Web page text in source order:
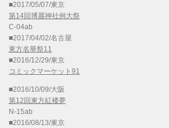
■2017/05/07/東京
第14回博麗神社例大祭
C-04ab
■2017/04/02/名古屋
東方名華祭11
■2016/12/29/東京
コミックマーケット91
■2016/10/09/大阪
第12回東方紅楼夢
N-15ab
■2016/08/13/東京